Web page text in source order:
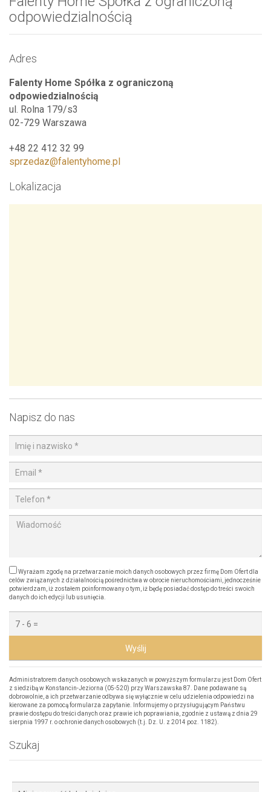
odpowiedzialnością
Adres
Falenty Home Spółka z ograniczoną
odpowiedzialnością
ul. Rolna 179/s3
02-729 Warszawa
+48 22 412 32 99
sprzedaz@falentyhome.pl
Lokalizacja
Napisz do nas
Wyrażam zgodę na przetwarzanie moich danych osobowych przez firmę Dom Ofert dla
celów związanych z działalnością pośrednictwa w obrocie nieruchomościami, jednocześnie
potwierdzam, iż zostałem poinformowany o tym, iż będę posiadać dostęp do treści swoich
danych do ich edycji lub usunięcia.
Wyślij
Administratorem danych osobowych wskazanych w powyższym formularzu jest Dom Ofert
z siedzibą w Konstancin-Jeziorna (05-520) przy Warszawska 87. Dane podawane są
dobrowolnie, a ich przetwarzanie odbywa się wyłącznie w celu udzielenia odpowiedzi na
kierowane za pomocą formularza zapytanie. Informujemy o przysługującym Państwu
prawie dostępu do treści danych oraz prawie ich poprawiania, zgodnie z ustawą z dnia 29
sierpnia 1997 r. o ochronie danych osobowych (t.j. Dz. U. z 2014 poz. 1182).
Szukaj